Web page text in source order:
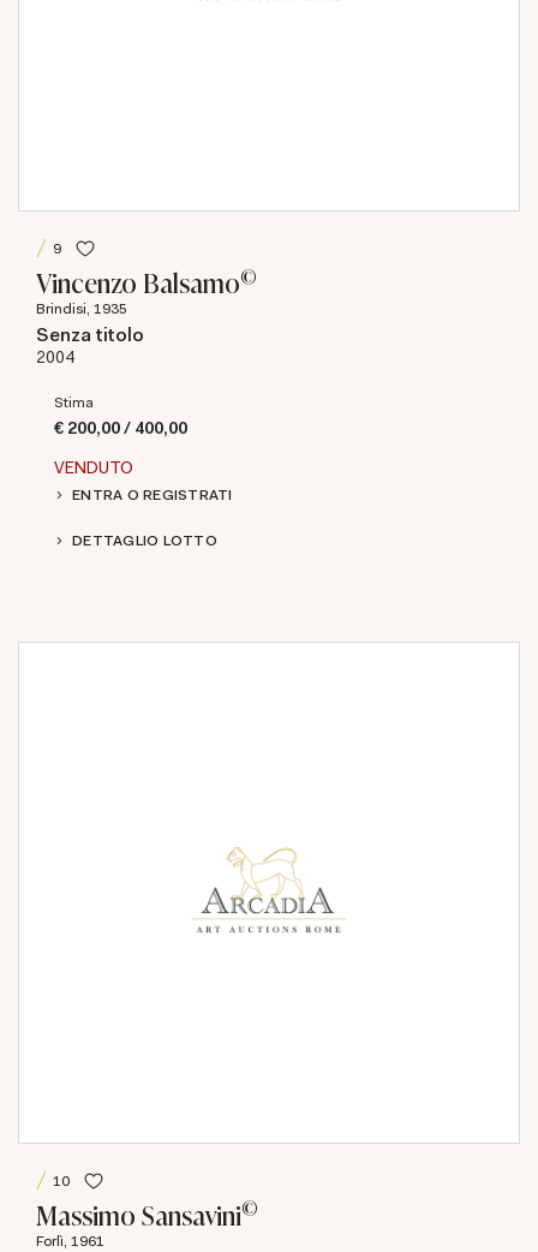
9
Vincenzo Balsamo©
Brindisi, 1935
Senza titolo
2004
Stima
€ 200,00 / 400,00
VENDUTO
ENTRA O REGISTRATI
DETTAGLIO LOTTO
10
Massimo Sansavini©
Forlì, 1961